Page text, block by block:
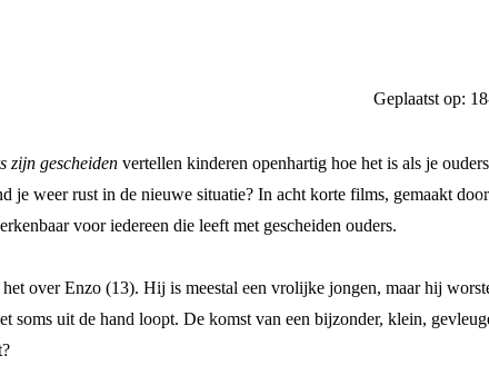
Geplaatst op:
zijn gescheiden vertellen kinderen openhartig hoe het is als je
je weer rust in de nieuwe situatie? In acht korte films, gemaakt
voor iedereen die leeft met gescheiden ouders.
over Enzo (13). Hij is meestal een vrolijke jongen, maar hij
soms uit de hand loopt. De komst van een bijzonder, klein,